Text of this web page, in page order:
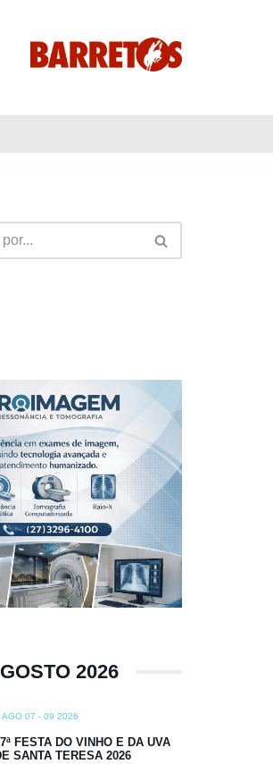
2026
AGO 07 - 09 2026
FESTA DO VINHO E DA UVA
SANTA TERESA 2026